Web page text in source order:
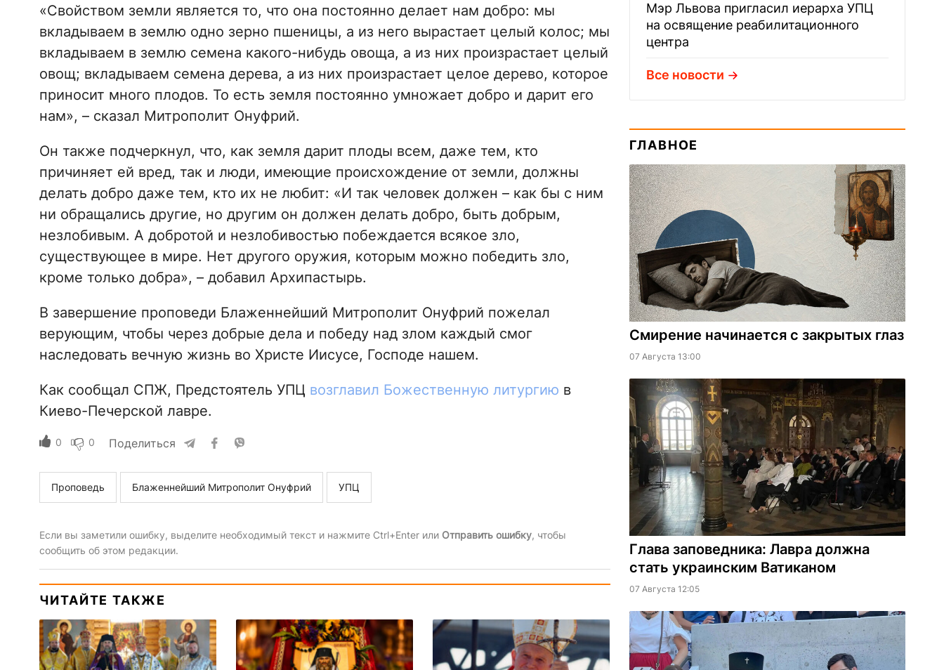
«Свойством земли является то, что она постоянно делает нам добро: мы
вкладываем в землю одно зерно пшеницы, а из него вырастает целый колос; мы
вкладываем в землю семена какого-нибудь овоща, а из них произрастает целый
овощ; вкладываем семена дерева, а из них произрастает целое дерево, которое
приносит много плодов. То есть земля постоянно умножает добро и дарит его
нам», – сказал Митрополит Онуфрий.
Он также подчеркнул, что, как земля дарит плоды всем, даже тем, кто
причиняет ей вред, так и люди, имеющие происхождение от земли, должны
делать добро даже тем, кто их не любит: «И так человек должен – как бы с ним
ни обращались другие, но другим он должен делать добро, быть добрым,
незлобивым. А добротой и незлобивостью побеждается всякое зло,
существующее в мире. Нет другого оружия, которым можно победить зло,
кроме только добра», – добавил Архипастырь.
В завершение проповеди Блаженнейший Митрополит Онуфрий пожелал
верующим, чтобы через добрые дела и победу над злом каждый смог
наследовать вечную жизнь во Христе Иисусе, Господе нашем.
Как сообщал СПЖ, Предстоятель УПЦ возглавил Божественную литургию в
Киево-Печерской лавре.
0 0 Поделиться
Проповедь Блаженнейший Митрополит Онуфрий УПЦ
Если вы заметили ошибку, выделите необходимый текст и нажмите Ctrl+Enter или Отправить ошибку, чтобы
сообщить об этом редакции.
ЧИТАЙТЕ ТАКЖЕ
Мэр Львова пригласил иерарха УПЦ
на освящение реабилитационного
центра
Все новости
ГЛАВНОЕ
Смирение начинается с закрытых глаз
07 Августа 13:00
Глава заповедника: Лавра должна
стать украинским Ватиканом
07 Августа 12:05